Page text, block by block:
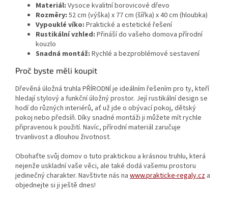
Materiál: Vysoce kvalitní borovicové dřevo
Rozměry: 52 cm (výška) x 77 cm (šířka) x 40 cm (hloubka)
Vypouklé víko: Praktické a estetické řešení
Rustikální vzhled: Přináší do vašeho domova přírodní
kouzlo
Snadná montáž: Rychlé a bezproblémové sestavení
Proč byste měli koupit
Dřevěná úložná truhla PŘÍRODNÍ je ideálním řešením pro ty, kteří
hledají stylový a funkční úložný prostor. Její rustikální design se
hodí do různých interiérů, ať už jde o obývací pokoj, dětský
pokoj nebo předsíň. Díky snadné montáži ji můžete mít rychle
připravenou k použití. Navíc, přírodní materiál zaručuje
trvanlivost a dlouhou životnost.
Obohaťte svůj domov o tuto praktickou a krásnou truhlu, která
nejenže uskladní vaše věci, ale také dodá vašemu prostoru
jedinečný charakter. Navštivte nás na www.prakticke-regaly.cz a
objednejte si ji ještě dnes!